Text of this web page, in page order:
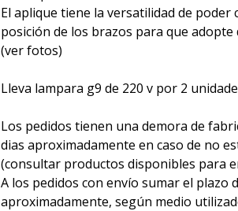
El aplique tiene la versatilidad de poder
posición de los brazos para que
(ver fotos)
Lleva lampara g9 de 220 v por 2
Los pedidos tienen una demora de
dias aproximadamente en caso de no
(consultar productos disponibles para
A los pedidos con envío sumar el plazo
aproximadamente, según medio